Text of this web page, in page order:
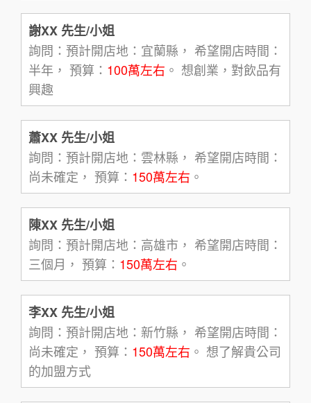
謝XX 先生/小姐
詢問：預計開店地：宜蘭縣， 希望開店時間：
半年， 預算： 100萬左右 。 想創業，對飲品有
興趣
蕭XX 先生/小姐
詢問：預計開店地：雲林縣， 希望開店時間：
尚未確定， 預算： 150萬左右 。
陳XX 先生/小姐
詢問：預計開店地：高雄市， 希望開店時間：
三個月， 預算： 150萬左右 。
李XX 先生/小姐
詢問：預計開店地：新竹縣， 希望開店時間：
尚未確定， 預算： 150萬左右 。 想了解貴公司
的加盟方式